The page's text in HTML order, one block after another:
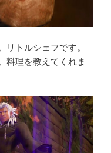
リトルシェフです。
料理を教えてくれま